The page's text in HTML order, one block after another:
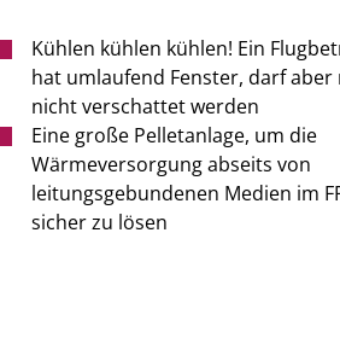
Kühlen kühlen kühlen! Ein
hat umlaufend Fenster, darf
nicht verschattet werden
Eine große Pelletanlage, um die
Wärmeversorgung abseits von
leitungsgebundenen Medien im
sicher zu lösen